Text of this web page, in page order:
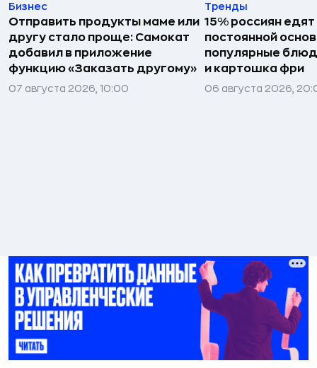
Бизнес
Отправить продукты маме или
другу стало проще: Самокат
добавил в приложение
функцию «Заказать другому»
07 августа 2026, 10:00
Тренды
15% россиян
постоянной
популярные
и картошка фри
06 августа 2026,